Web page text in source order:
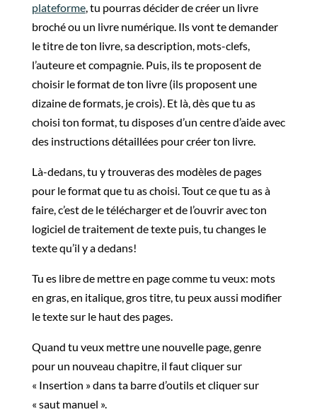
plateforme, tu pourras décider de créer un livre
broché ou un livre numérique. Ils vont te demander
le titre de ton livre, sa description, mots-clefs,
l’auteure et compagnie. Puis, ils te proposent de
choisir le format de ton livre (ils proposent une
dizaine de formats, je crois). Et là, dès que tu as
choisi ton format, tu disposes d’un centre d’aide avec
des instructions détaillées pour créer ton livre.
Là-dedans, tu y trouveras des modèles de pages
pour le format que tu as choisi. Tout ce que tu as à
faire, c’est de le télécharger et de l’ouvrir avec ton
logiciel de traitement de texte puis, tu changes le
texte qu’il y a dedans!
Tu es libre de mettre en page comme tu veux: mots
en gras, en italique, gros titre, tu peux aussi modifier
le texte sur le haut des pages.
Quand tu veux mettre une nouvelle page, genre
pour un nouveau chapitre, il faut cliquer sur
« Insertion » dans ta barre d’outils et cliquer sur
« saut manuel ».